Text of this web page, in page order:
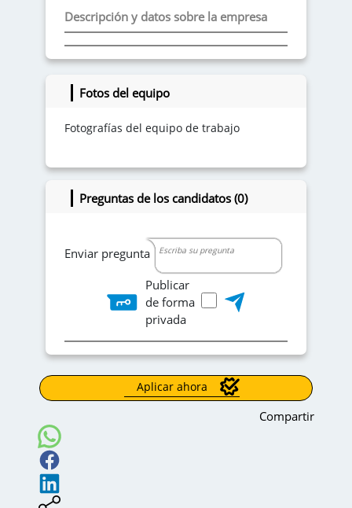
Descripción y datos sobre la empresa
Fotos del equipo
Fotografías del equipo de trabajo
Preguntas de los candidatos (0)
Enviar pregunta
Publicar
de forma
privada
Aplicar ahora
Compartir